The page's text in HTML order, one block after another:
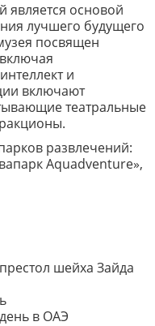
является основой
лучшего будущего
посвящен
и
включают
театральные
развлечений:
Aquadventure»,
шейха Зайда
в ОАЭ